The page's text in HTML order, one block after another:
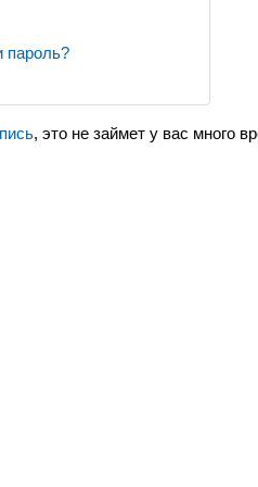
пароль?
, это не займет у вас много